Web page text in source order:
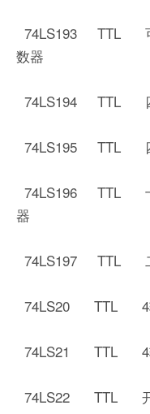
74LS193 TTL 可
数器
74LS194 TTL 四
74LS195 TTL 四
74LS196 TTL 十
器
74LS197 TTL 二
74LS20 TTL 4
74LS21 TTL 4
74LS22 TTL 开